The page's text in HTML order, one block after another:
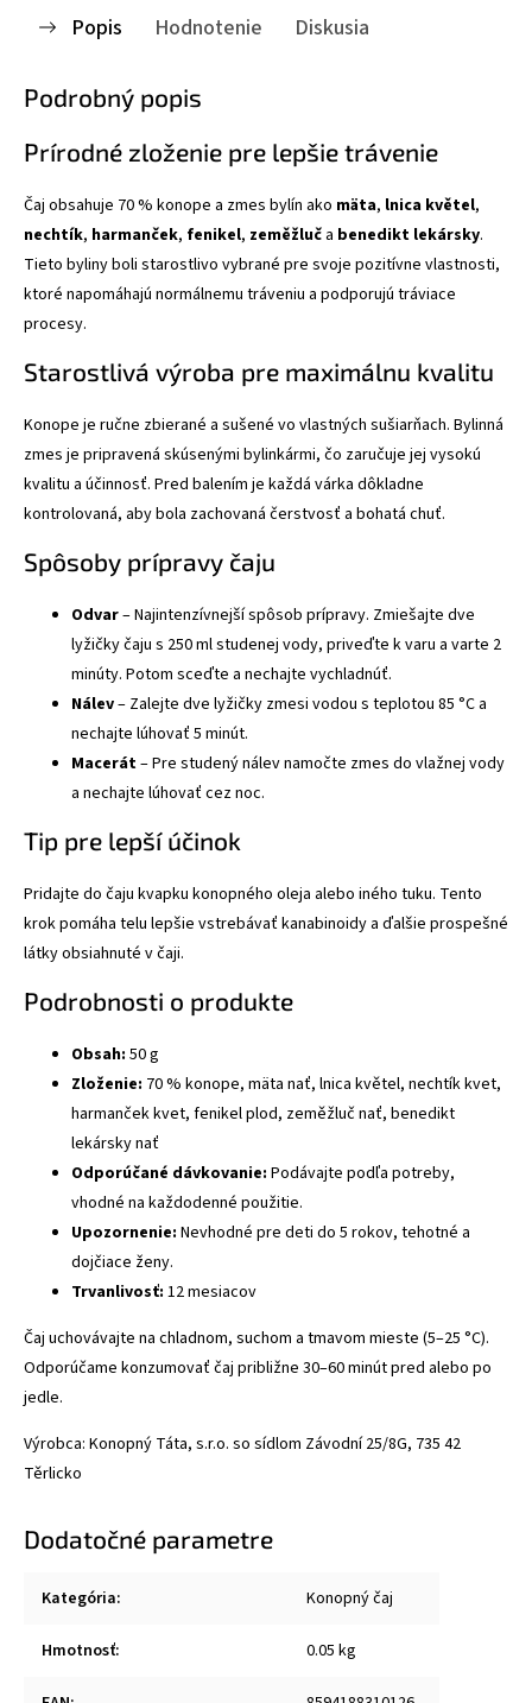
Popis Hodnotenie Diskusia
Podrobný popis
Prírodné zloženie pre lepšie trávenie
Čaj obsahuje 70 % konope a zmes bylín ako mäta, lnica květel,
nechtík, harmanček, fenikel, zeměžluč a benedikt lekársky.
Tieto byliny boli starostlivo vybrané pre svoje pozitívne vlastnosti,
ktoré napomáhajú normálnemu tráveniu a podporujú tráviace
procesy.
Starostlivá výroba pre maximálnu kvalitu
Konope je ručne zbierané a sušené vo vlastných sušiarňach. Bylinná
zmes je pripravená skúsenými bylinkármi, čo zaručuje jej vysokú
kvalitu a účinnosť. Pred balením je každá várka dôkladne
kontrolovaná, aby bola zachovaná čerstvosť a bohatá chuť.
Spôsoby prípravy čaju
Odvar– Najintenzívnejší spôsob prípravy. Zmiešajte dve
lyžičky čaju s 250 ml studenej vody, priveďte k varu a varte 2
minúty. Potom sceďte a nechajte vychladnúť.
Nálev– Zalejte dve lyžičky zmesi vodou s teplotou 85 °C a
nechajte lúhovať 5 minút.
Macerát– Pre studený nálev namočte zmes do vlažnej vody
a nechajte lúhovať cez noc.
Tip pre lepší účinok
Pridajte do čaju kvapku konopného oleja alebo iného tuku. Tento
krok pomáha telu lepšie vstrebávať kanabinoidy a ďalšie prospešné
látky obsiahnuté v čaji.
Podrobnosti o produkte
Obsah: 50 g
Zloženie: 70 % konope, mäta nať, lnica květel, nechtík kvet,
harmanček kvet, fenikel plod, zeměžluč nať, benedikt
lekársky nať
Odporúčané dávkovanie: Podávajte podľa potreby,
vhodné na každodenné použitie.
Upozornenie: Nevhodné pre deti do 5 rokov, tehotné a
dojčiace ženy.
Trvanlivosť: 12 mesiacov
Čaj uchovávajte na chladnom, suchom a tmavom mieste (5–25 °C).
Odporúčame konzumovať čaj približne 30–60 minút pred alebo po
jedle.
Výrobca: Konopný Táta, s.r.o. so sídlom Závodní 25/8G, 735 42
Těrlicko
Dodatočné parametre
Kategória: Konopný čaj
Hmotnosť: 0.05 kg